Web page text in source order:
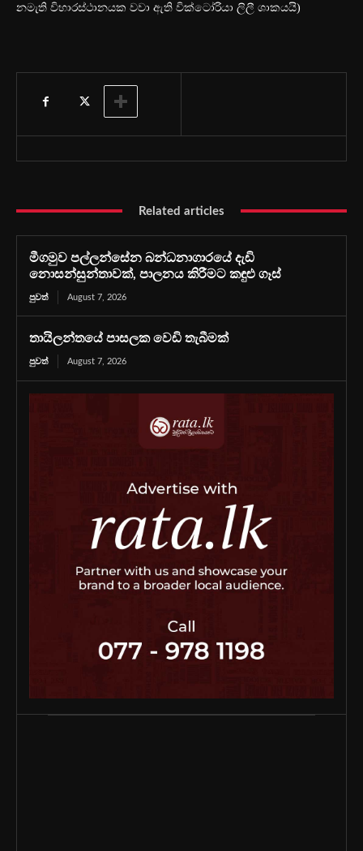
නමැති විහාරස්ථානයක වවා ඇති වික්ටෝරියා ලිලී ශාකයයි)
Related articles
මීගමුව පල්ලන්සේන බන්ධනාගාරයේ දැඩි
නොසන්සුන්තාවක්, පාලනය කිරීමට කඳුළු ගෑස්
පුවත් August 7, 2026
තායිලන්තයේ පාසලක වෙඩි තැබීමක්
පුවත් August 7, 2026